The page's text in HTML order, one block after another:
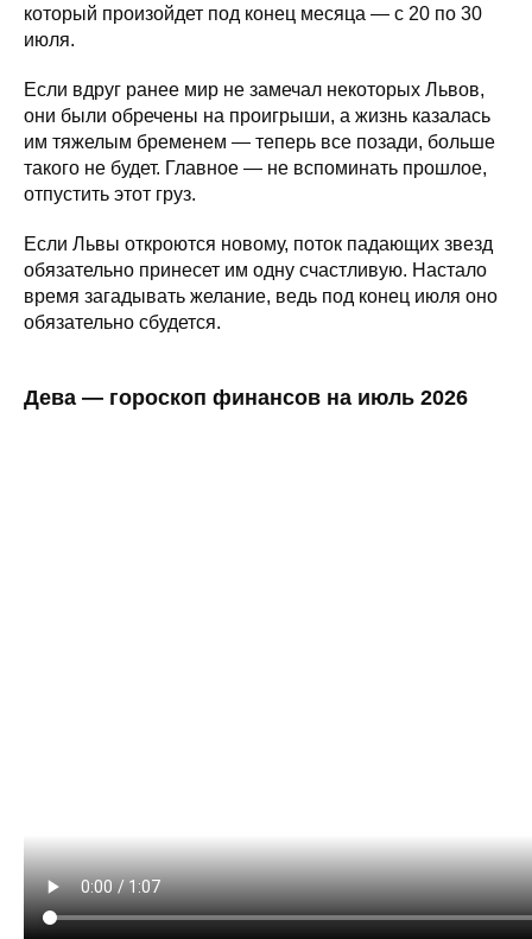
который произойдет под конец месяца — с 20 по 30
июля.
Если вдруг ранее мир не замечал некоторых Львов,
они были обречены на проигрыши, а жизнь казалась
им тяжелым бременем — теперь все позади, больше
такого не будет. Главное — не вспоминать прошлое,
отпустить этот груз.
Если Львы откроются новому, поток падающих звезд
обязательно принесет им одну счастливую. Настало
время загадывать желание, ведь под конец июля оно
обязательно сбудется.
Дева — гороскоп финансов на июль 2026